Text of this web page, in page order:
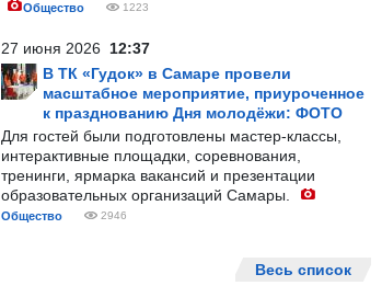
Общество 1223
27 июня 2026 12:37
В ТК «Гудок» в Самаре провели
масштабное мероприятие, приуроченное
к празднованию Дня молодёжи: ФОТО
Для гостей были подготовлены мастер-классы,
интерактивные площадки, соревнования,
тренинги, ярмарка вакансий и презентации
образовательных организаций Самары.
Общество 2946
Весь список